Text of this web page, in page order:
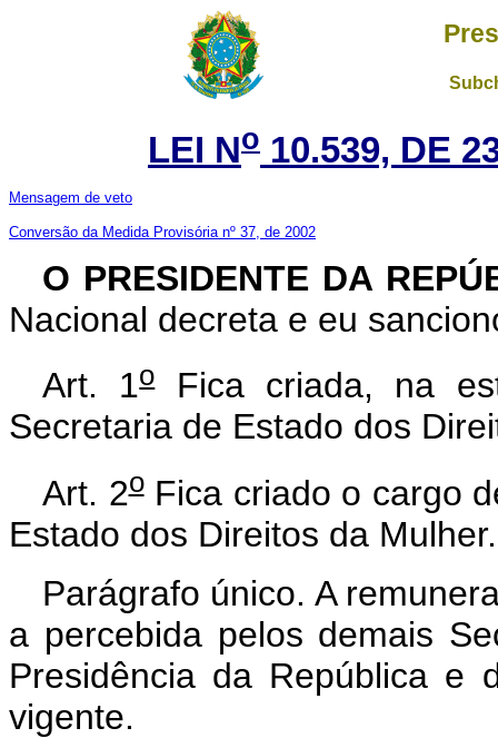
LEI No 10.539, DE
Mensagem de veto
Conversão da Medida Provisória nº 37, de 2002
O PRESIDENTE DA
Nacional decreta e eu
Art. 1o
Fica criada, na
Secretaria de Estado dos
Art. 2oFica criado o cargo
Estado dos Direitos da Mulher.
Parágrafo único. A
a percebida pelos demais
Presidência da República e
vigente.